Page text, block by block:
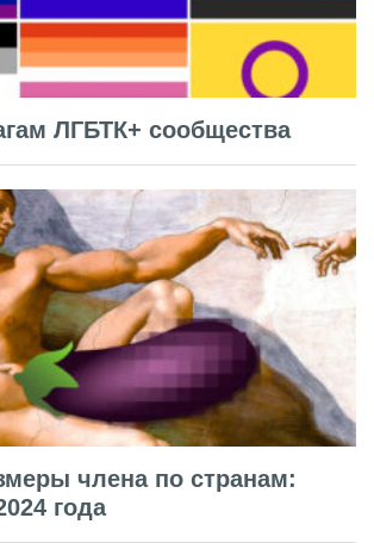
ЛГБТК+ сообщества
члена по странам:
года